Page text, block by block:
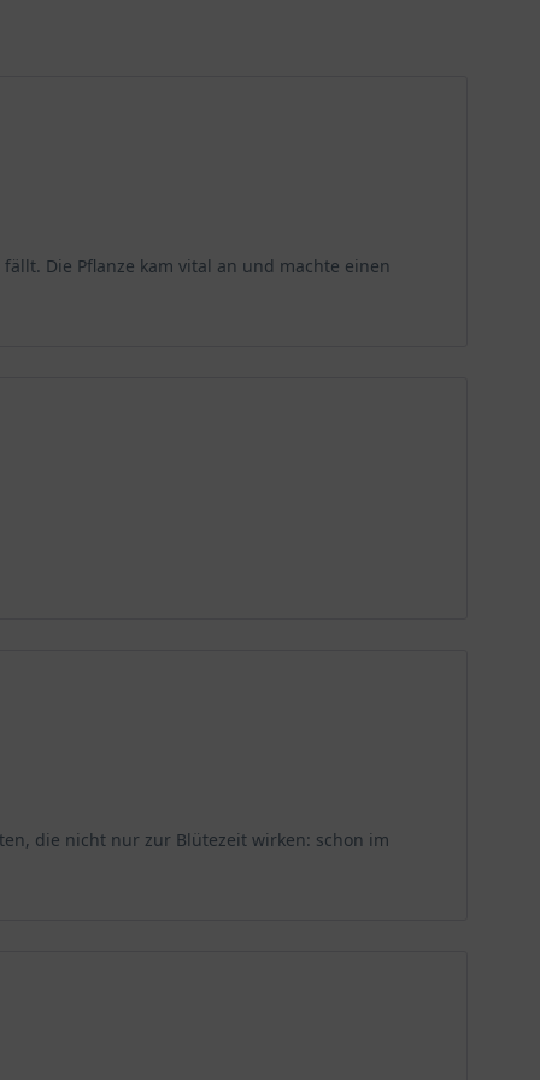
oder krank sind, sollten Sie diese entfernen,
oder frühen Sommer. Verwenden Sie
für die Düngung ist im Frühjahr oder Herbst.
Überschüssiger Dünger kann zu einer
befallen können. Hier sind einige der häufigsten
Pilz verursacht, der im Boden lebt und die
vermuten, dass Ihr Rhododendron 'Mogambo' an
Boden umsetzen.
Blütenknospen führen und kann auch Blätter
zu Verfärbungen und Verkrüppelungen der Blätter
oder eine Mischung aus Wasser und Seife
Die Pflanze kam vital an und machte einen
die nicht nur zur Blütezeit wirken: schon im